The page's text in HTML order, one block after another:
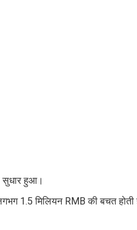
सुधार हुआ।
1.5 मिलियन RMB की बचत होती